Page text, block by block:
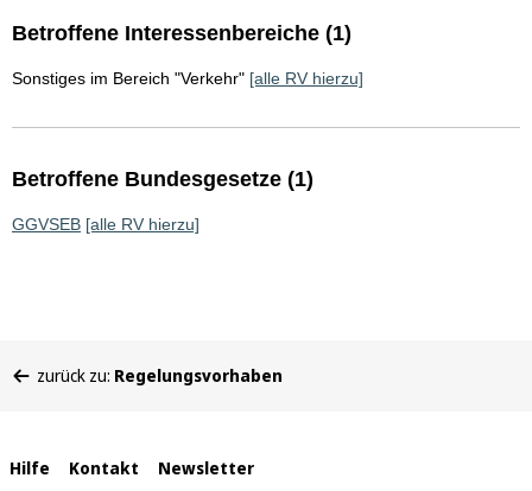
Betroffene Interessenbereiche (1)
Sonstiges im Bereich "Verkehr" [alle RV hierzu]
Betroffene Bundesgesetze (1)
GGVSEB [alle RV hierzu]
befinden
zurück zu: Regelungsvorhaben
Interne
Hilfe Kontakt Newsletter